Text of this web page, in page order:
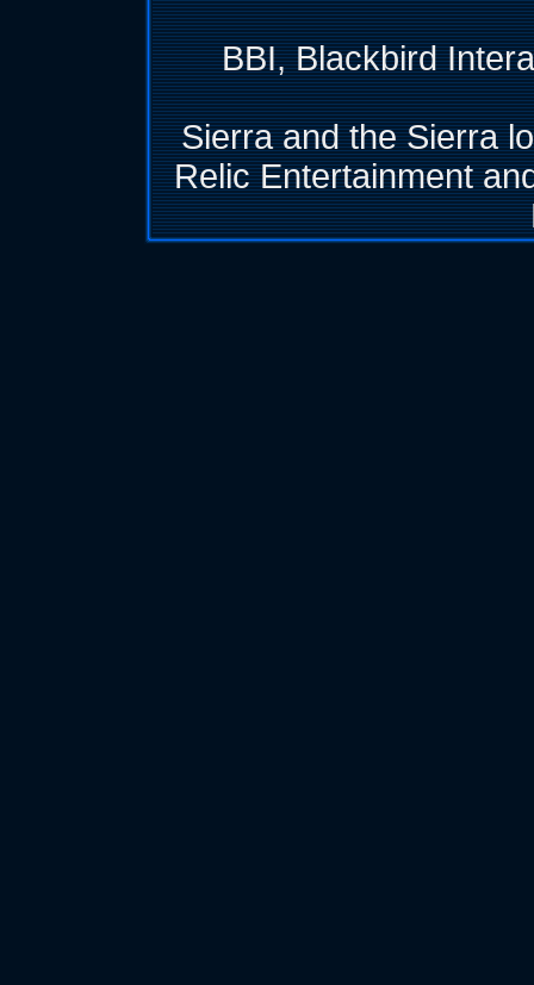
BBI, Blackbird
Sierra and the Sierra
Relic Entertainment